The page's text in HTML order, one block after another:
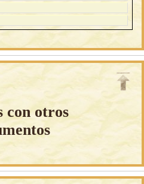
con otros